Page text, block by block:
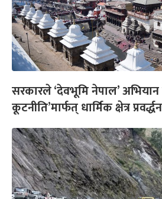
सरकारले ‘देवभूमि नेपाल’ अभियान
कूटनीति’मार्फत् धार्मिक क्षेत्र